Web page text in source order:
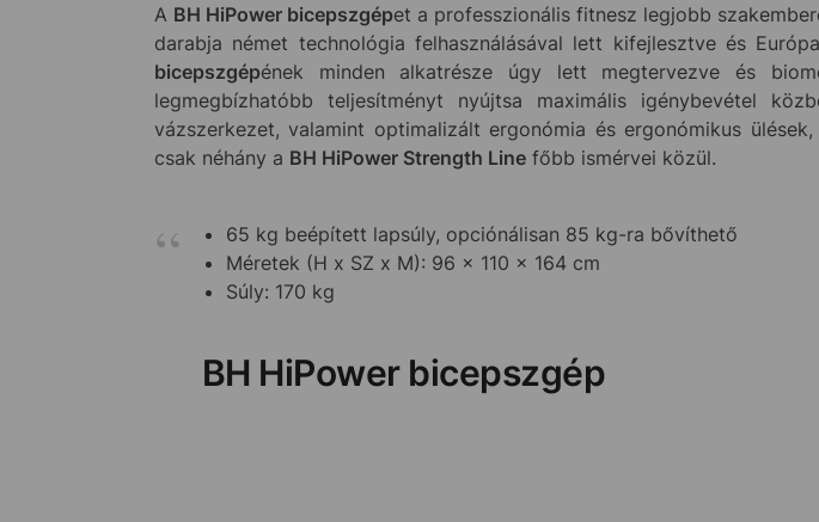
A BH HiPower bicepszgépet a professzionális fitnesz legjobb
darabja német technológia felhasználásával lett kifejlesztve és
bicepszgépének minden alkatrésze úgy lett megtervezve és
legmegbízhatóbb teljesítményt nyújtsa maximális igénybevétel
vázszerkezet, valamint optimalizált ergonómia és ergonómikus
csak néhány a BH HiPower Strength Linefőbb ismérvei közül.
65 kg beépített lapsúly, opciónálisan 85 kg-ra bővíthető
Méretek (H x SZ x M): 96 x 110 x 164 cm
Súly: 170 kg
BH HiPower bicepszgép